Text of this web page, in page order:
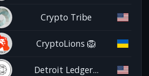
Crypto Tribe
CryptoLions 🦁
Detroit Ledger...